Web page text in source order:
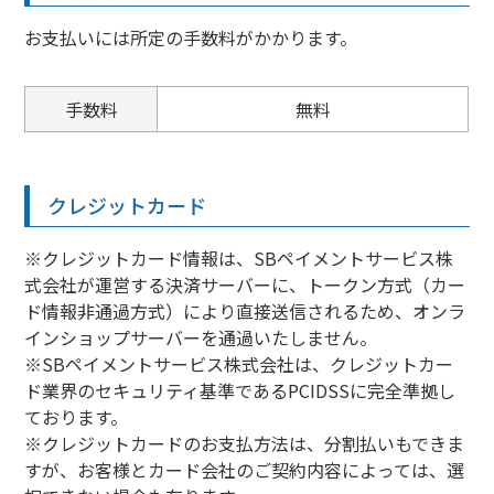
お支払いには所定の手数料がかかります。
手数料 無料
クレジットカード
※クレジットカード情報は、SBペイメントサービス株
式会社が運営する決済サーバーに、トークン方式（カー
ド情報非通過方式）により直接送信されるため、オンラ
インショップサーバーを通過いたしません。
※SBペイメントサービス株式会社は、クレジットカー
ド業界のセキュリティ基準であるPCIDSSに完全準拠し
ております。
※クレジットカードのお支払方法は、分割払いもできま
すが、お客様とカード会社のご契約内容によっては、選